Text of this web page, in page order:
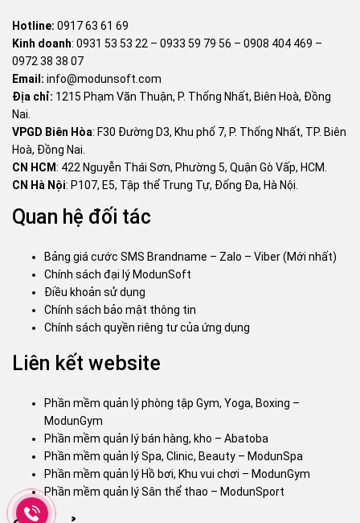
Hotline: 0917 63 61 69
Kinh doanh: 0931 53 53 22 – 0933 59 79 56 – 0908 404 469 –
0972 38 38 07
Email: info@modunsoft.com
Địa chỉ: 1215 Phạm Văn Thuận, P. Thống Nhất, Biên Hoà, Đồng
Nai.
VPGD Biên Hòa: F30 Đường D3, Khu phố 7, P. Thống Nhất, TP. Biên
Hoà, Đồng Nai.
CN HCM: 422 Nguyễn Thái Sơn, Phường 5, Quận Gò Vấp, HCM.
CN Hà Nội: P107, E5, Tập thể Trung Tự, Đống Đa, Hà Nội.
Quan hệ đối tác
Bảng giá cước SMS Brandname – Zalo – Viber (Mới nhất)
Chính sách đại lý ModunSoft
Điều khoản sử dụng
Chính sách bảo mật thông tin
Chính sách quyền riêng tư của ứng dụng
Liên kết website
Phần mềm quản lý phòng tập Gym, Yoga, Boxing –
ModunGym
Phần mềm quản lý bán hàng, kho – Abatoba
Phần mềm quản lý Spa, Clinic, Beauty – ModunSpa
Phần mềm quản lý Hồ bơi, Khu vui chơi – ModunGym
Phần mềm quản lý Sân thể thao – ModunSport